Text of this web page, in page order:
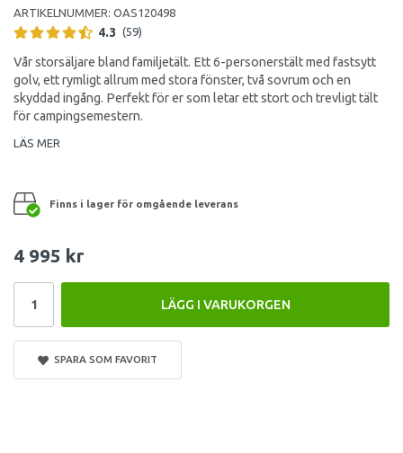
ARTIKELNUMMER: OAS120498
4.3 (59)
Vår storsäljare bland familjetält. Ett 6-personerstält med fastsytt
golv, ett rymligt allrum med stora fönster, två sovrum och en
skyddad ingång. Perfekt för er som letar ett stort och trevligt tält
för campingsemestern.
LÄS MER
Finns i lager för omgående leverans
4 995 kr
LÄGG I VARUKORGEN
SPARA SOM FAVORIT